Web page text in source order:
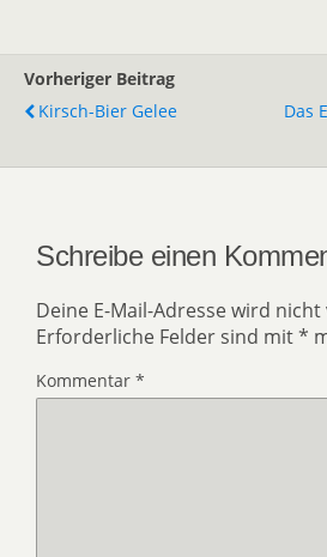
Vorheriger Beitrag
Kirsch-Bier Gelee
Das
Schreibe einen
Deine E-Mail-Adresse wird
Erforderliche Felder sind mit*
Kommentar *